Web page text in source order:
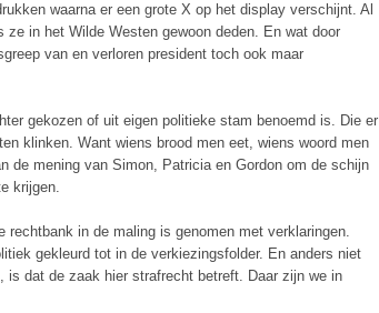
waarna er een grote X op het display verschijnt. Al
in het Wilde Westen gewoon deden. En wat door
van en verloren president toch ook maar
gekozen of uit eigen politieke stam benoemd is. Die er
klinken. Want wiens brood men eet, wiens woord men
de mening van Simon, Patricia en Gordon om de schijn
krijgen.
in de maling is genomen met verklaringen.
gekleurd tot in de verkiezingsfolder. En anders niet
is dat de zaak hier strafrecht betreft. Daar zijn we in